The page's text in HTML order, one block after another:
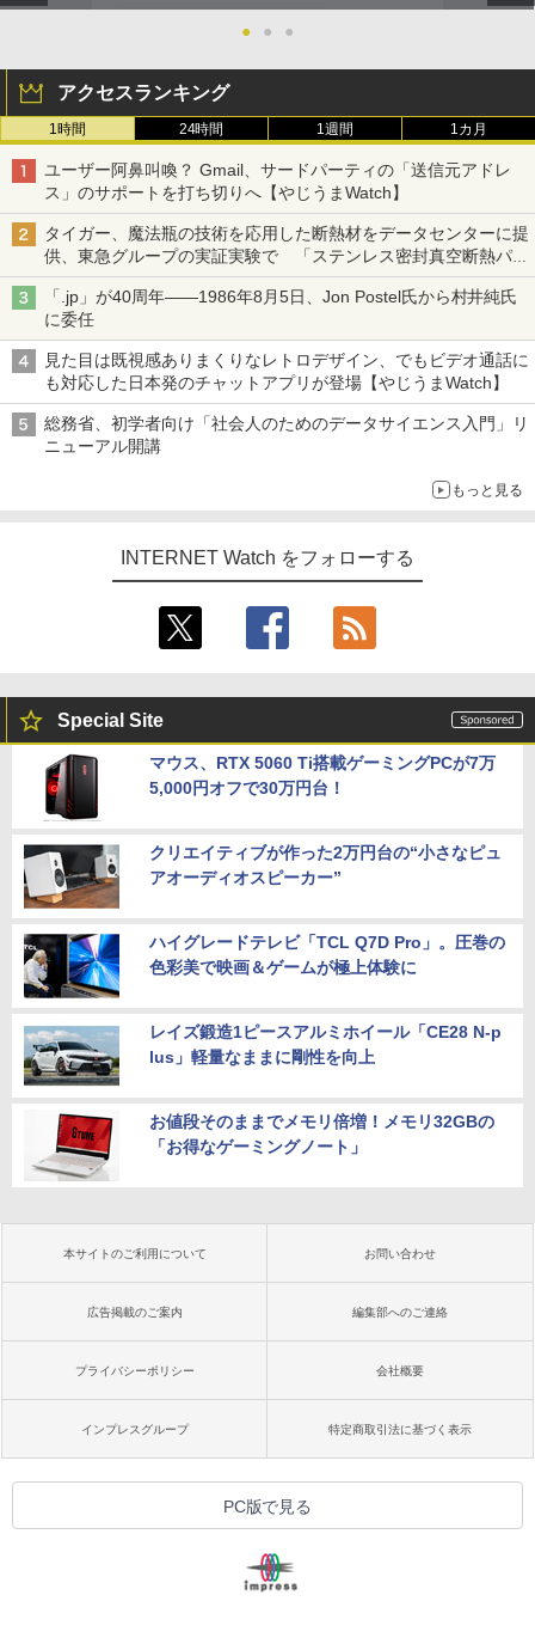
● ● ●
アクセスランキング
1時間 24時間 1週間 1カ月
ユーザー阿鼻叫喚？ Gmail、サードパーティの「送信元アドレ
ス」のサポートを打ち切りへ【やじうまWatch】
タイガー、魔法瓶の技術を応用した断熱材をデータセンターに提
供、東急グループの実証実験で 「ステンレス密封真空断熱パネ
ル TIVIP」
「.jp」が40周年――1986年8月5日、Jon Postel氏から村井純氏
に委任
見た目は既視感ありまくりなレトロデザイン、でもビデオ通話に
も対応した日本発のチャットアプリが登場【やじうまWatch】
総務省、初学者向け「社会人のためのデータサイエンス入門」リ
ニューアル開講
もっと見る
INTERNET Watch をフォローする
Special Site
マウス、RTX 5060 Ti搭載ゲーミングPCが7万
5,000円オフで30万円台！
クリエイティブが作った2万円台の“小さなピュ
アオーディオスピーカー”
ハイグレードテレビ「TCL Q7D Pro」。圧巻の
色彩美で映画＆ゲームが極上体験に
レイズ鍛造1ピースアルミホイール「CE28 N-p
lus」軽量なままに剛性を向上
お値段そのままでメモリ倍増！メモリ32GBの
「お得なゲーミングノート」
本サイトのご利用について お問い合わせ
広告掲載のご案内 編集部へのご連絡
プライバシーポリシー 会社概要
インプレスグループ 特定商取引法に基づく表示
PC版で見る